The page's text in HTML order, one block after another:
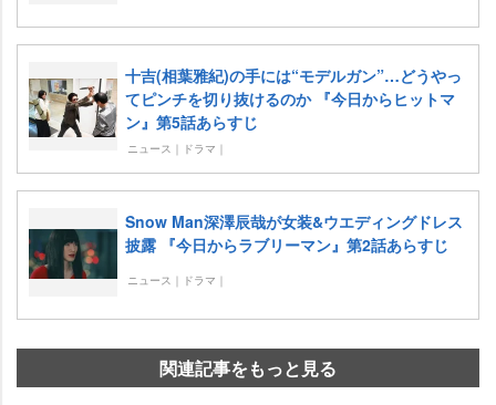
十吉(相葉雅紀)の手には“モデルガン”…どうやっ
てピンチを切り抜けるのか 『今日からヒットマ
ン』第5話あらすじ
ニュース｜ドラマ｜
Snow Man深澤辰哉が女装&ウエディングドレス
披露 『今日からラブリーマン』第2話あらすじ
ニュース｜ドラマ｜
関連記事をもっと見る